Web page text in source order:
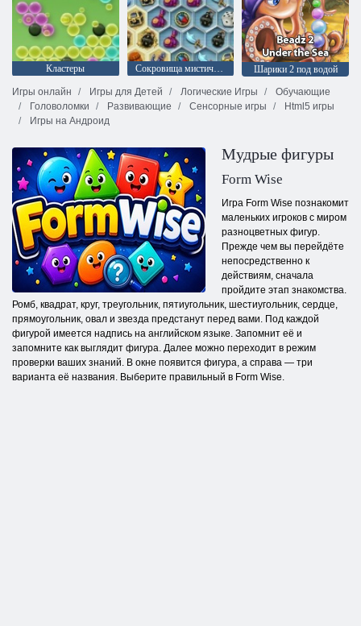
Кластеры Сокровища мистического моря
Шарики 2 под водой
Игры онлайн
Игры для Детей Логические Игры
Обучающие
Головоломки
Развивающие Сенсорные игры
Html5 игры
Игры на Андроид
Мудрые фигуры
Form Wise
Игра Form Wise познакомит
маленьких игроков с миром
разноцветных фигур.
Прежде чем вы перейдёте
непосредственно к
действиям, сначала
пройдите этап знакомства.
Ромб, квадрат, круг, треугольник, пятиугольник, шестиугольник, сердце,
прямоугольник, овал и звезда предстанут перед вами. Под каждой
фигурой имеется надпись на английском языке. Запомнит её и
запомните как выглядит фигура. Далее можно переходит в режим
проверки ваших знаний. В окне появится фигура, а справа — три
варианта её названия. Выберите правильный в Form Wise.